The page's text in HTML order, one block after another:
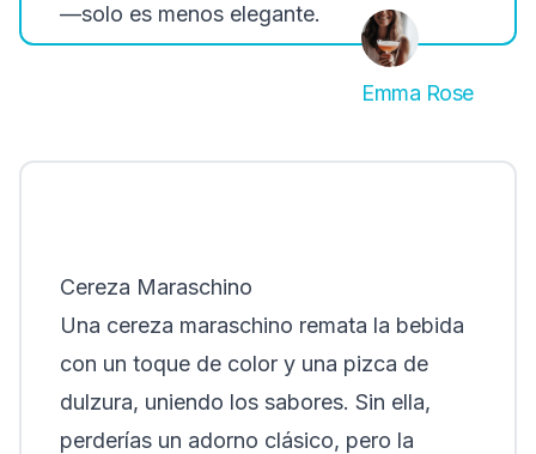
—solo es menos elegante.
Emma Rose
Cereza Maraschino
Una cereza maraschino remata la bebida
con un toque de color y una pizca de
dulzura, uniendo los sabores. Sin ella,
perderías un adorno clásico, pero la